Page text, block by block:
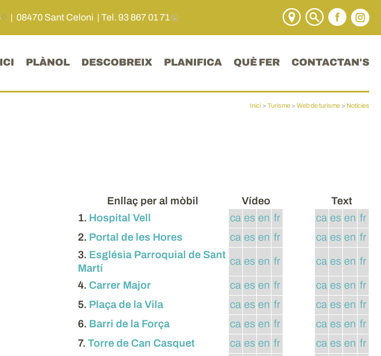
| 08470 Sant Celoni | Tel. 93 867 01 71
PLÀNOL DESCOBREIX PLANIFICA QUÈ FER CONTACTAN'S
Inici > Turisme > Web de turisme > Notícies
Enllaç per al mòbil Vídeo
Text
1. Hospital Vell ca es en fr ca es en fr
2. Portal de les Hores ca es en fr ca es en fr
3. Església Parroquial de Sant
Martí
ca es en fr ca es en fr
4. Carrer Major ca es en fr ca es en fr
5. Plaça de la Vila ca es en fr ca es en fr
6. Barri de la Força ca es en fr ca es en fr
7. Torre de Can Casquet ca es en fr ca es en fr